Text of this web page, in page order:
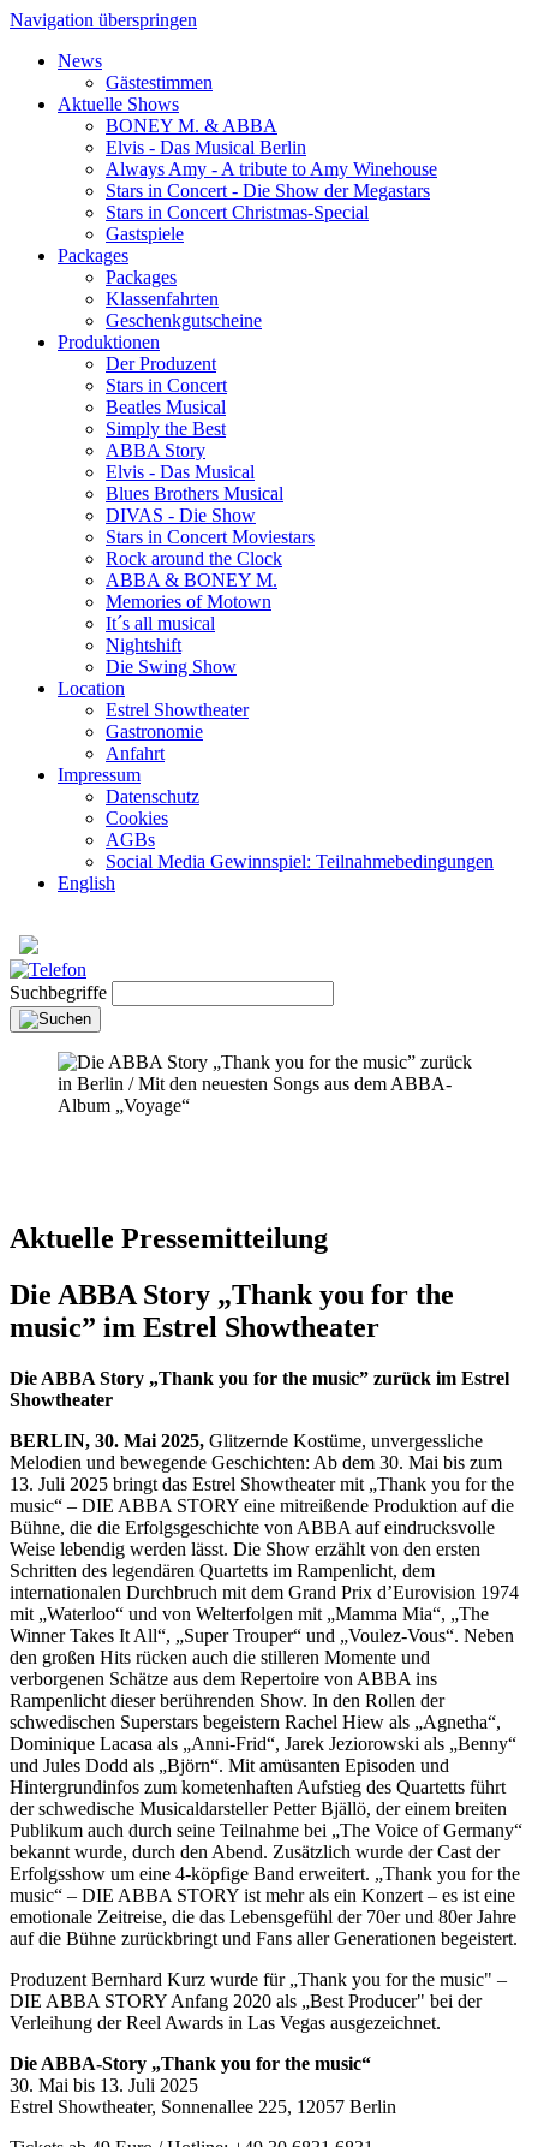
Navigation überspringen
News
Gästestimmen
Aktuelle Shows
BONEY M. & ABBA
Elvis - Das Musical Berlin
Always Amy - A tribute to Amy Winehouse
Stars in Concert - Die Show der Megastars
Stars in Concert Christmas-Special
Gastspiele
Packages
Packages
Klassenfahrten
Geschenkgutscheine
Produktionen
Der Produzent
Stars in Concert
Beatles Musical
Simply the Best
ABBA Story
Elvis - Das Musical
Blues Brothers Musical
DIVAS - Die Show
Stars in Concert Moviestars
Rock around the Clock
ABBA & BONEY M.
Memories of Motown
It´s all musical
Nightshift
Die Swing Show
Location
Estrel Showtheater
Gastronomie
Anfahrt
Impressum
Datenschutz
Cookies
AGBs
Social Media Gewinnspiel: Teilnahmebedingungen
English
Suchbegriffe
Aktuelle Pressemitteilung
Die ABBA Story „Thank you for the
music” im Estrel Showtheater
Die ABBA Story „Thank you for the music” zurück im Estrel
Showtheater
BERLIN, 30. Mai 2025, Glitzernde Kostüme, unvergessliche
Melodien und bewegende Geschichten: Ab dem 30. Mai bis zum
13. Juli 2025 bringt das Estrel Showtheater mit „Thank you for the
music“ – DIE ABBA STORY eine mitreißende Produktion auf die
Bühne, die die Erfolgsgeschichte von ABBA auf eindrucksvolle
Weise lebendig werden lässt. Die Show erzählt von den ersten
Schritten des legendären Quartetts im Rampenlicht, dem
internationalen Durchbruch mit dem Grand Prix d’Eurovision 1974
mit „Waterloo“ und von Welterfolgen mit „Mamma Mia“, „The
Winner Takes It All“, „Super Trouper“ und „Voulez-Vous“. Neben
den großen Hits rücken auch die stilleren Momente und
verborgenen Schätze aus dem Repertoire von ABBA ins
Rampenlicht dieser berührenden Show. In den Rollen der
schwedischen Superstars begeistern Rachel Hiew als „Agnetha“,
Dominique Lacasa als „Anni-Frid“, Jarek Jeziorowski als „Benny“
und Jules Dodd als „Björn“. Mit amüsanten Episoden und
Hintergrundinfos zum kometenhaften Aufstieg des Quartetts führt
der schwedische Musicaldarsteller Petter Bjällö, der einem breiten
Publikum auch durch seine Teilnahme bei „The Voice of Germany“
bekannt wurde, durch den Abend. Zusätzlich wurde der Cast der
Erfolgsshow um eine 4-köpfige Band erweitert. „Thank you for the
music“ – DIE ABBA STORY ist mehr als ein Konzert – es ist eine
emotionale Zeitreise, die das Lebensgefühl der 70er und 80er Jahre
auf die Bühne zurückbringt und Fans aller Generationen begeistert.
Produzent Bernhard Kurz wurde für „Thank you for the music" –
DIE ABBA STORY Anfang 2020 als „Best Producer" bei der
Verleihung der Reel Awards in Las Vegas ausgezeichnet.
Die ABBA-Story „Thank you for the music“
30. Mai bis 13. Juli 2025
Estrel Showtheater, Sonnenallee 225, 12057 Berlin